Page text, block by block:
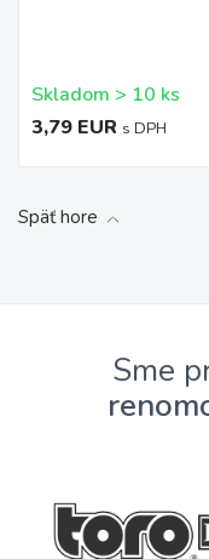
Skladom > 10 ks
3,79 EUR s DPH
Späť hore
Sme